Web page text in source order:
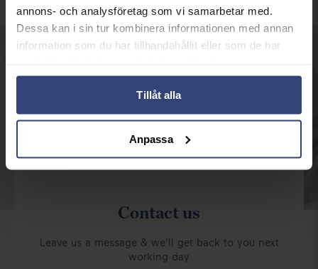
annons- och analysföretag som vi samarbetar med.
Dessa kan i sin tur kombinera informationen med annan
information som du har tillhandahållit eller som de har
Tillåt alla
Anpassa
Find a clinic
clinic closest to you
Contact us
Leave us a message & we'll get back to you next
working day